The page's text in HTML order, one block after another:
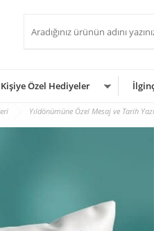
Kişiye Özel Hediyeler
Yıldönümüne Özel Mesaj ve Tarih